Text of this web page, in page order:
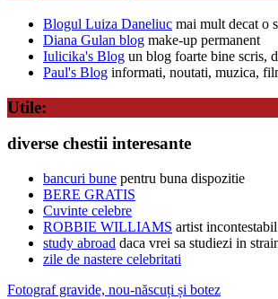
Blogul Luiza Daneliuc mai mult decat o
Diana Gulan blog make-up permanent
Iulicika's Blog un blog foarte bine scris,
Paul's Blog informati, noutati, muzica,
Utile:
diverse chestii interesante
bancuri bune pentru buna dispozitie
BERE GRATIS
Cuvinte celebre
ROBBIE WILLIAMS artist incontestabil
study abroad daca vrei sa studiezi in
zile de nastere celebritati
Fotograf gravide, nou-născuți și botez